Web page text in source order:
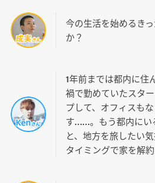
今の生活を始めるき
か？
1年前までは都内に住
禍で勤めていたスタ
プして、オフィスも
す……。もう都内にい
と、地方を旅したい
タイミングで家を解約